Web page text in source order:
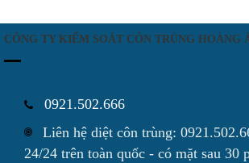
CÔNG TY KIỂM SOÁT CÔN TRÙNG HOÀNG
0921.502.666
Liên hệ diệt côn trùng:
24/24 trên toàn quốc - có mặt sau 30